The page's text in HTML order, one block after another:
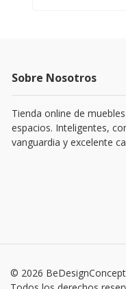
Sobre Nosotros
Tienda online de
espacios. Inteligentes,
vanguardia y excelente
© 2026